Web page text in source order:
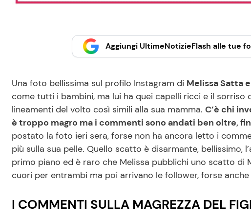
Aggiungi UltimeNotizieFlash alle tue
Una foto bellissima sul profilo Instagram di Melissa Satta
come tutti i bambini, ma lui ha quei capelli ricci e il sorriso
lineamenti del volto così simili alla sua mamma. C’è chi
è troppo magro ma i commenti sono andati ben oltre,
postato la foto ieri sera, forse non ha ancora letto i
più sulla sua pelle. Quello scatto è disarmante, bellissimo,
primo piano ed è raro che Melissa pubblichi uno scatto di
cuori per entrambi ma poi arrivano le follower, forse anche
I COMMENTI SULLA MAGREZZA DEL